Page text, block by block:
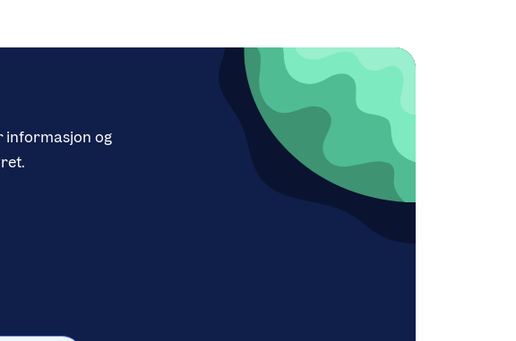
informasjon og